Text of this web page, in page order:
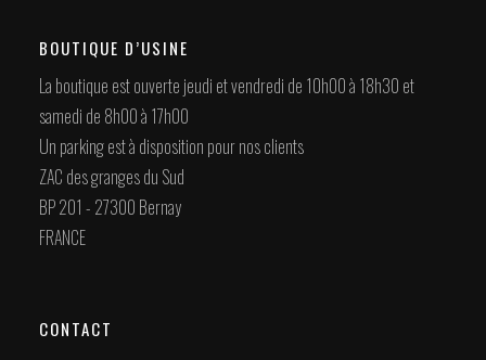
BOUTIQUE D’USINE
La boutique est ouverte jeudi et vendredi de 10h00 à 18h30 et
samedi de 8h00 à 17h00
Un parking est à disposition pour nos clients
ZAC des granges du Sud
BP 201 - 27300 Bernay
FRANCE
CONTACT